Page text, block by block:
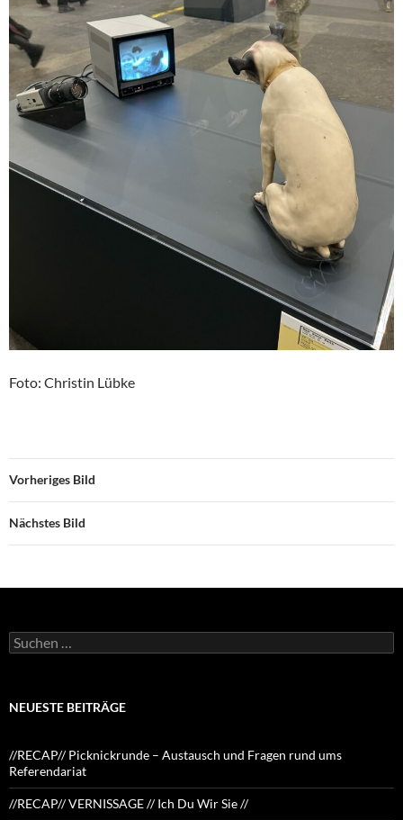
Foto: Christin Lübke
Vorheriges Bild
Nächstes Bild
Suchen
nach:
NEUESTE BEITRÄGE
//RECAP// Picknickrunde – Austausch und Fragen rund ums
Referendariat
//RECAP// VERNISSAGE // Ich Du Wir Sie //